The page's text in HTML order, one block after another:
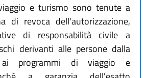
e turismo sono tenute a
di revoca dell'autorizzazione,
di responsabilità civile a
derivanti alle persone dalla
ai programmi di viaggio e